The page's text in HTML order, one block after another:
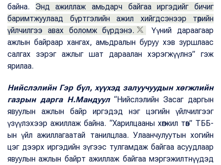
байна. Энд ажиллаж амьдарч байгаа иргэдийг бичиг
баримтжуулаад бүртгэлийн ажил хийгдсэнээр төрийн
үйлчилгээ авах боломж бүрдэнэ.
Үүний дараагаар
ажлын байраар хангах, амьдралын буруу хэв зуршлаас
салгах зэрэг ажлыг шат дараалан хэрэгжүүлнэ” гэж
ярилаа.
Нийслэлийн Гэр бүл, хүүхэд залуучуудын хөгжлийн
газрын дарга Н.Мандуул“Нийслэлийн Засаг даргын
явуулын ажлын байр иргэдэд нэг цэгийн үйлчилгээг
үзүүлэхээр ажиллаж байна. “Харилцааны хөгжил төв” ТББ-
ын үйл ажиллагаатай танилцлаа. Улаанчулуутын хогийн
цэг дээрх иргэдийн зүгээс тулгамдаж байгаа асуудлаар
явуулын ажлын байрт ажиллаж байгаа мэргэжилтнүүдэд